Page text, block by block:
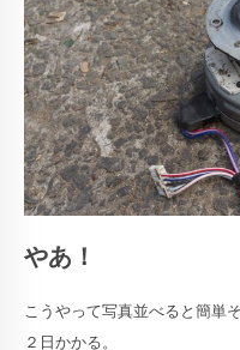
やあ！
こうやって写真並べると簡単
２日かかる。